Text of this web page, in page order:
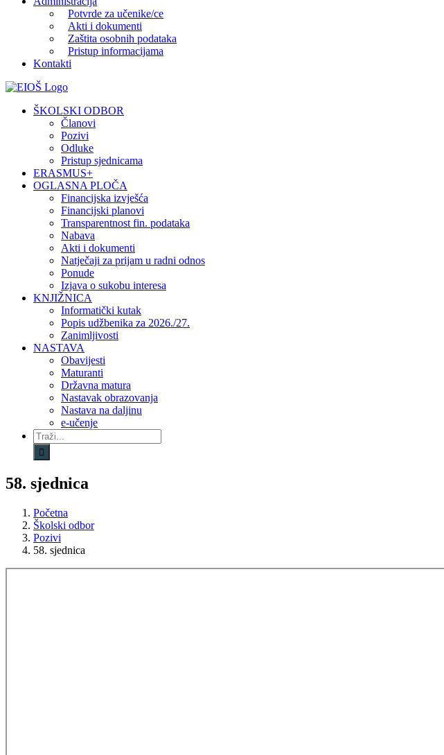
Potvrde za učenike/ce
Akti i dokumenti
Zaštita osobnih podataka
Pristup informacijama
Kontakti
Facebook
YouTube
X
Pinterest
ŠKOLSKI ODBOR
Članovi
Pozivi
Odluke
Pristup sjednicama
ERASMUS+
OGLASNA PLOČA
Financijska izvješća
Financijski planovi
Transparentnost fin. podataka
Nabava
Akti i dokumenti
Natječaji za prijam u radni odnos
Ponude
Izjava o sukobu interesa
KNJIŽNICA
Informatički kutak
Popis udžbenika za 2026./27.
Zanimljivosti
NASTAVA
Obavijesti
Maturanti
Državna matura
Nastavak obrazovanja
Nastava na daljinu
e-učenje
Traži...
58. sjednica
Početna
Školski odbor
Pozivi
58. sjednica